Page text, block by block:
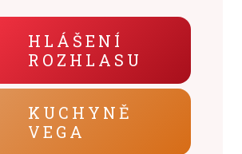
HLÁŠENÍ
ROZHLASU
KUCHYNĚ
VEGA